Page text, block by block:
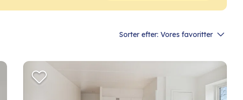
Sorter efter: Vores favoritter